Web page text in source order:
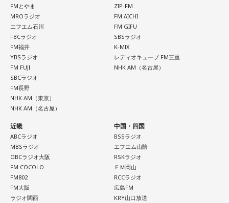
増す独特の緊張感を、ラジオを通じてお伝えできればと思い
ます。
よろしくお願いします！
「ニッポン放送ショウアップナイター ヤクルト×DeNA」
■放送日時：8月15日（土） 17時50分～試合終了 （延長対
応あり）
■スペシャルゲスト解説：髙津臣吾
■実況：師岡正雄アナウンサー
■番組X：@showup1242
■ハッシュタグ：#ショウアップナイター #60n
■メールアドレス：89@1242.com
FMとやま
MROラジオ
エフエム石川
FBCラジオ
FM福井
YBSラジオ
FM FUJI
SBCラジオ
FM長野
NHK AM（東京）
NHK AM（名古屋）
ZIP-FM
FM AICHI
FM GIFU
SBSラジオ
K-MIX
レディオキューブ FM三重
NHK AM（名古屋）
近畿
ABCラジオ
MBSラジオ
OBCラジオ大阪
FM COCOLO
FM802
FM大阪
ラジオ関西
中国・四国
BSSラジオ
エフエム山陰
RSKラジオ
ＦＭ岡山
RCCラジオ
広島FM
KRY山口放送